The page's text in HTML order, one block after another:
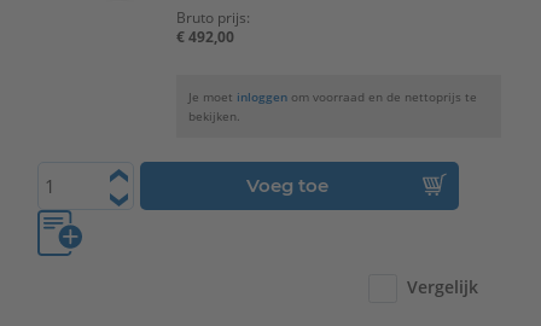
Bruto prijs:
€ 492,00
Je moet inloggen om voorraad en de nettoprijs te
bekijken.
Voeg toe
Vergelijk